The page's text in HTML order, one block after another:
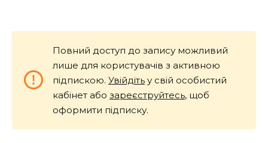
Повний доступ до запису можливий
лише для користувачів з активною
підпискою. Увійдіть у свій особистий
кабінет або зареєструйтесь, щоб
оформити підписку.